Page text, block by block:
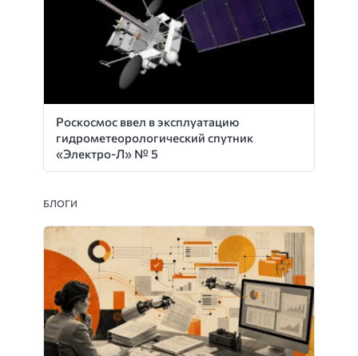
Роскосмос ввел в эксплуатацию
гидрометеорологический спутник
«Электро-Л» № 5
БЛОГИ